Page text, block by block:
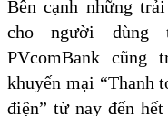
Bên cạnh những
cho người dùng
PVcomBank cũng
khuyến mại “Thanh
điện” từ nay đến